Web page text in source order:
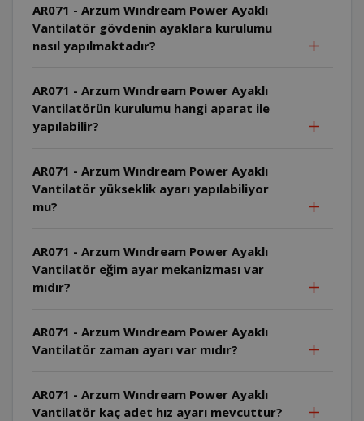
AR071 - Arzum Wındream Power Ayaklı
Vantilatör gövdenin ayaklara kurulumu
nasıl yapılmaktadır?
AR071 - Arzum Wındream Power Ayaklı
Vantilatörün kurulumu hangi aparat ile
yapılabilir?
AR071 - Arzum Wındream Power Ayaklı
Vantilatör yükseklik ayarı yapılabiliyor
mu?
AR071 - Arzum Wındream Power Ayaklı
Vantilatör eğim ayar mekanizması var
mıdır?
AR071 - Arzum Wındream Power Ayaklı
Vantilatör zaman ayarı var mıdır?
AR071 - Arzum Wındream Power Ayaklı
Vantilatör kaç adet hız ayarı mevcuttur?